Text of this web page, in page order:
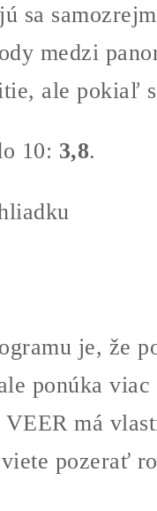
sa
medzi
ale pokiaľ
10: 3,8.
je, že
ponúka
má
pozerať